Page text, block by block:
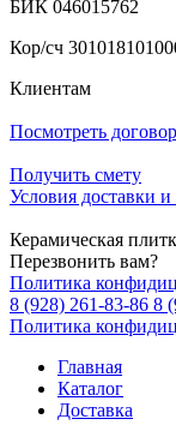
БИК 046015762
Кор/сч
Клиентам
Посмотреть договор
Получить смету
Условия доставки и
Керамическая
Перезвонить вам?
Политика
8 (928) 261-83-86 8
Политика
Главная
Каталог
Доставка